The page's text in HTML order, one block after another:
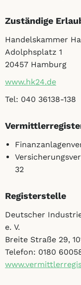
Zuständige
Handelskammer
Adolphsplatz 1
20457 Hamburg
www.hk24.de
Tel: 040 36138-138
32
Registerstelle
Deutscher
e. V.
Breite Straße 29,
Telefon: 0180